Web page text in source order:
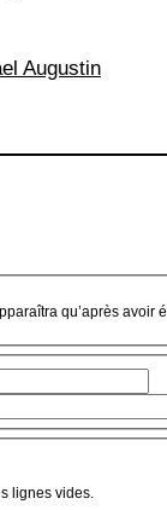
Augustin
qu’après avoir
lignes vides.